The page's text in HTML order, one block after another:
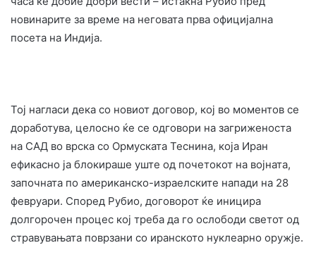
новинарите за време на неговата прва официјална
посета на Индија.
Тој нагласи дека со новиот договор, кој во моментов се
доработува, целосно ќе се одговори на загриженоста
на САД во врска со Ормуската Теснина, која Иран
ефикасно ја блокираше уште од почетокот на војната,
започната по американско-израелските напади на 28
февруари. Според Рубио, договорот ќе иницира
долгорочен процес кој треба да го ослободи светот од
стравувањата поврзани со иранското нуклеарно оружје.